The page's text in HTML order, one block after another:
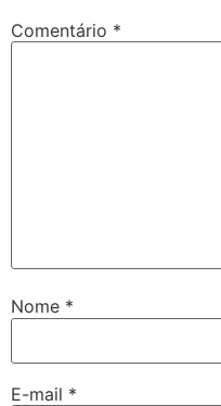
Comentário *
Nome *
E-mail *